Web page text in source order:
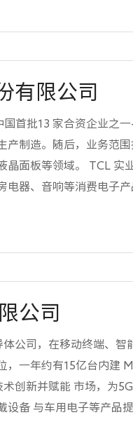
，最先解决了8K产品量
有限公司
国首批13 家合资企业之
产制造。随后，业务范
晶面板等领域。 TCL 实
电器、音响等消费电子
及国内最大智能电视设计
年底，全球5 万余名员
公司
公司，在移动终端、智
，一年约有15亿台内建
创新并赋能 市场，为
设备 与车用电子等产品
决方案以及多媒体功能